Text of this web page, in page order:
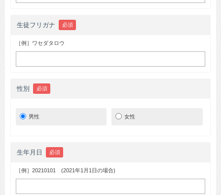
生徒フリガナ 必須
［例］ワセダタロウ
性別 必須
男性 女性
生年月日 必須
［例］20210101 (2021年1月1日の場合)